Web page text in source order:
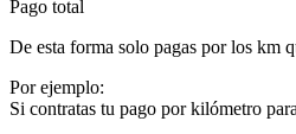
Pago total
De esta forma solo pagas por los km
Por ejemplo:
Si contratas tu pago por kilómetro